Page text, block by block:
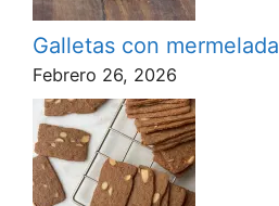
Galletas con mermelada
Febrero 26, 2026